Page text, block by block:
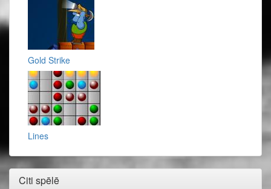
Gold Strike
Lines
Citi spēlē